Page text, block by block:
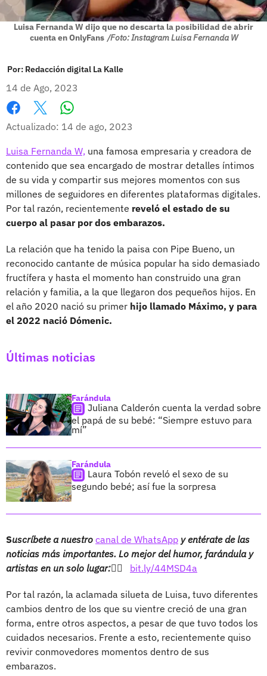
Luisa Fernanda W dijo que no descarta la posibilidad de abrir
cuenta en OnlyFans /Foto: Instagram Luisa Fernanda W
Por: Redacción digital La Kalle
14 de Ago, 2023
Facebook
X
Actualizado: 14 de ago, 2023
Luisa Fernanda W, una famosa empresaria y creadora de
contenido que sea encargado de mostrar detalles íntimos
de su vida y compartir sus mejores momentos con sus
millones de seguidores en diferentes plataformas digitales.
Por tal razón, recientemente reveló el estado de su
cuerpo al pasar por dos embarazos.
La relación que ha tenido la paisa con Pipe Bueno, un
reconocido cantante de música popular ha sido demasiado
fructífera y hasta el momento han construido una gran
relación y familia, a la que llegaron dos pequeños hijos. En
el año 2020 nació su primer hijo llamado Máximo, y para
el 2022 nació Dómenic.
Últimas noticias
Farándula
Juliana Calderón cuenta la verdad sobre
el papá de su bebé: “Siempre estuvo para
mí”
Farándula
Laura Tobón reveló el sexo de su
segundo bebé; así fue la sorpresa
Suscríbete a nuestro canal de WhatsApp y entérate de las
noticias más importantes. Lo mejor del humor, farándula y
artistas en un solo lugar:👉🏻
bit.ly/44MSD4a
Por tal razón, la aclamada silueta de Luisa, tuvo diferentes
cambios dentro de los que su vientre creció de una gran
forma, entre otros aspectos, a pesar de que tuvo todos los
cuidados necesarios. Frente a esto, recientemente quiso
revivir conmovedores momentos dentro de sus
embarazos.